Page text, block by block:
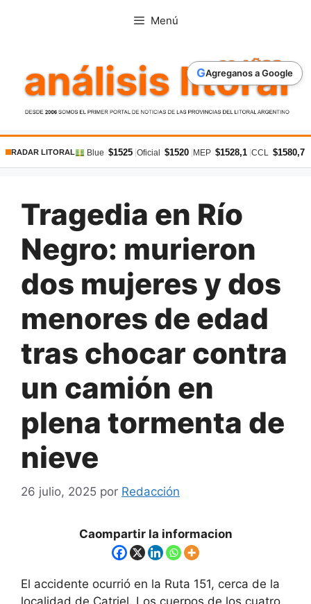
GAgreganos a Google
Menú
RADAR LITORAL Blue $1525 Oficial $1520 MEP $1528,1 CCL $1580,7
Tragedia en Río
Negro: murieron
dos mujeres y dos
menores de edad
tras chocar contra
un camión en
plena tormenta de
nieve
26 julio, 2025 por Redacción
Caompartir la informacion
El accidente ocurrió en la Ruta 151, cerca de la